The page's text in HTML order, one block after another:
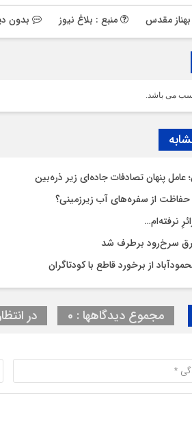
بهناز مقدس منبع : بلاغ نیوز بدون
می باشد.
عامل پنهان تصادفات جاده‌ای زیر ذره‌بین
حفاظت از سفره‌های آب زیرزمینی؟
نرفته‌ام…
سرخ‌رود برطرف شد
از برخورد قاطع با کودتاگران
مجموع دیدگاهها : 0 در